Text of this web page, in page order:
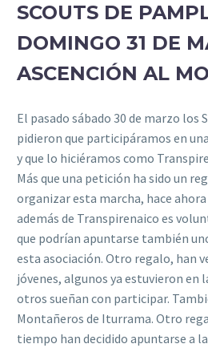
SCOUTS DE
DOMINGO 31 DE
ASCENCIÓN AL
El pasado sábado 30 de marzo los
pidieron que participáramos en
y que lo hiciéramos como
Más que una petición ha sido un
organizar esta marcha, hace
además de Transpirenaico es
que podrían apuntarse también
esta asociación. Otro regalo, han
jóvenes, algunos ya estuvieron en
otros sueñan con participar.
Montañeros de Iturrama. Otro
tiempo han decidido apuntarse a